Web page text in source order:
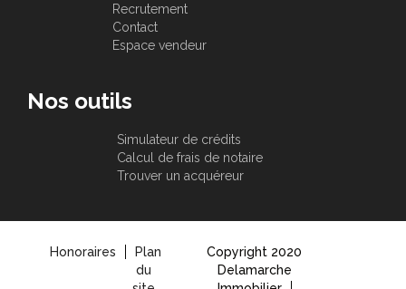
Recrutement
Contact
Espace vendeur
Nos outils
Simulateur de crédits
Calcul de frais de notaire
Trouver un acquéreur
Honoraires
Plan
du
Copyright 2020
Delamarche